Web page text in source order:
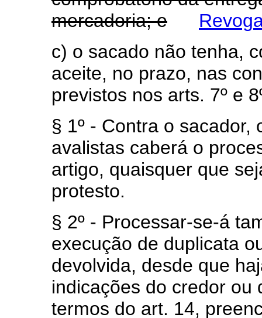
mercadoria; e
c) o sacado não tenha,
aceite, no prazo, nas
previstos nos arts. 7º e
§ 1º - Contra o
avalistas caberá o
artigo, quaisquer que
protesto.
§ 2º - Processar-se-á
execução de duplicata
devolvida, desde que
indicações do credor ou
termos do art. 14,